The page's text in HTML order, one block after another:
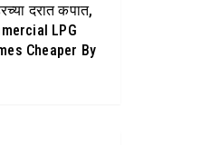
दरात कपात,
LPG
Cheaper By